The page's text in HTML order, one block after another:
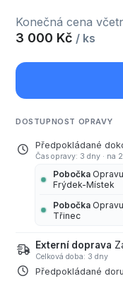
Konečná cena
3 000 Kč / ks
DOSTUPNOST OPRAVY
Předpokládané
Čas opravy: 3 dny · na
Pobočka
Frýdek-Místek
Pobočka
Třinec
Externí doprava
Celková doba: 3 dny
Předpokládané